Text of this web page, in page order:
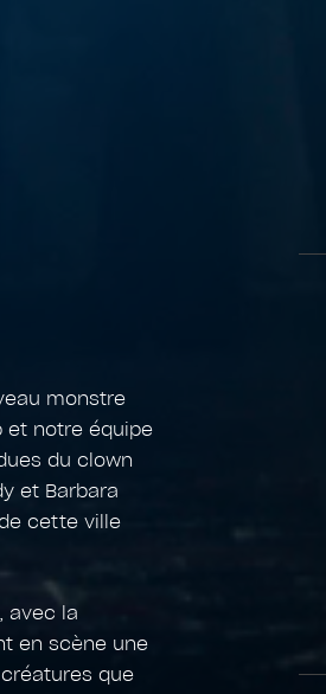
monstre
et notre équipe
du clown
et Barbara
cette ville
avec la
en scène une
que